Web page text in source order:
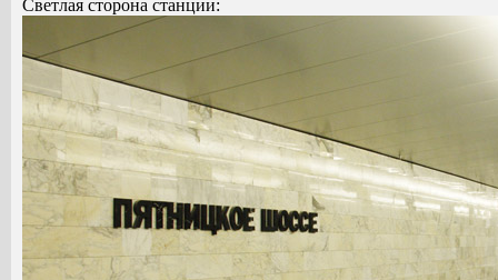
Светлая сторона станции: